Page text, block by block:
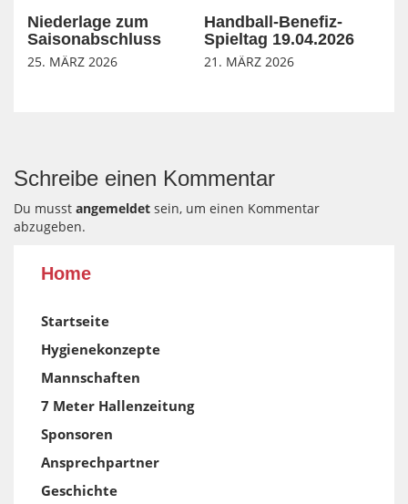
Niederlage zum
Saisonabschluss
25. MÄRZ 2026
Handball-Benefiz-
Spieltag 19.04.2026
21. MÄRZ 2026
Schreibe einen Kommentar
Du musst angemeldet sein, um einen Kommentar
abzugeben.
Home
Startseite
Hygienekonzepte
Mannschaften
7 Meter Hallenzeitung
Sponsoren
Ansprechpartner
Geschichte